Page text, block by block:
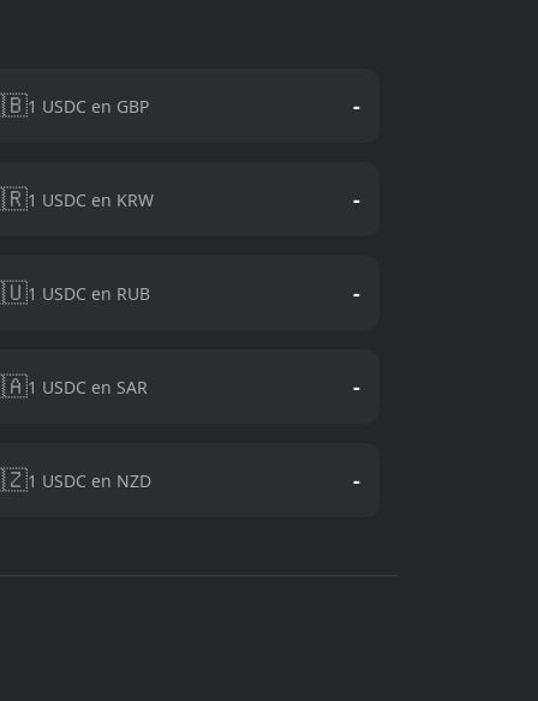
1 USDC en GBP -
1 USDC en KRW -
1 USDC en RUB -
1 USDC en SAR -
1 USDC en NZD -